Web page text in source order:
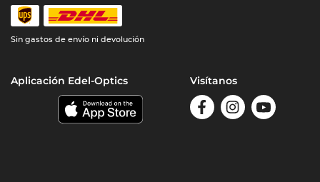
Sin gastos de envío ni devolución
Aplicación Edel-Optics Visítanos